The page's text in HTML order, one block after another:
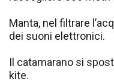
Manta, nel filtrare
dei suoni elettronici.
Il catamarano si
kite.